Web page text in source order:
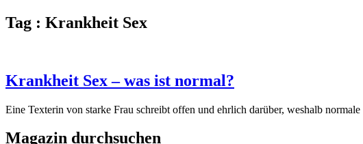
Tag : Krankheit Sex
Krankheit Sex – was ist normal?
Eine Texterin von starke Frau schreibt offen und ehrlich darüber, weshalb
Magazin durchsuchen